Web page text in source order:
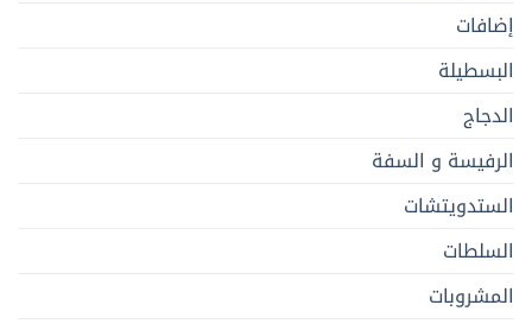
إضافات
البسطيلة
الدجاج
الرفيسة و السفة
الستدويتشات
السلطات
المشروبات